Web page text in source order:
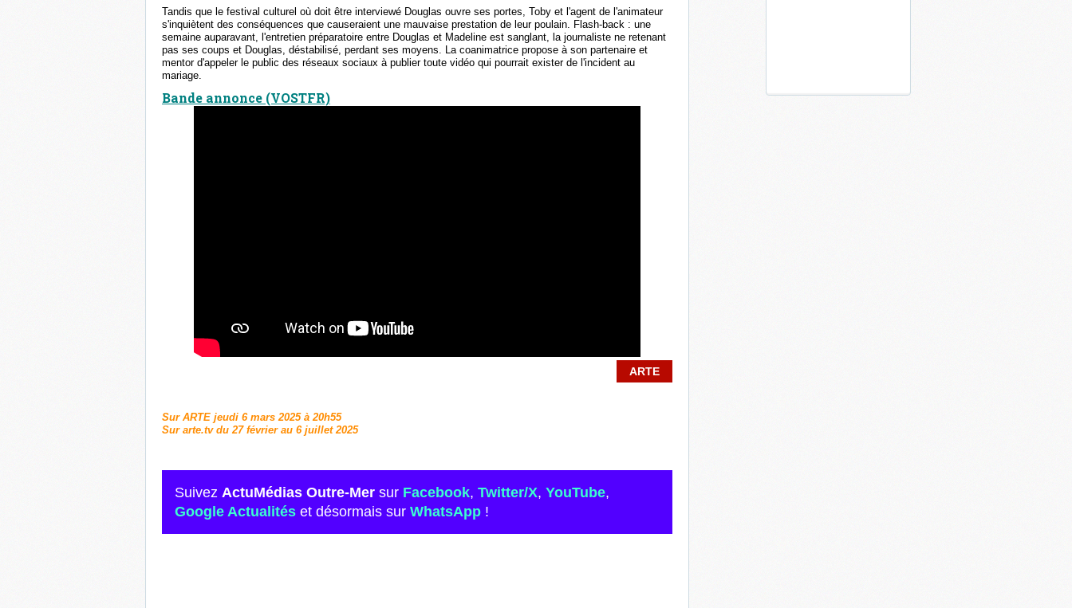
Tandis que le festival culturel où doit être interviewé Douglas ouvre ses portes, Toby et l'agent de l'animateur
s'inquiètent des conséquences que causeraient une mauvaise prestation de leur poulain. Flash-back : une
semaine auparavant, l'entretien préparatoire entre Douglas et Madeline est sanglant, la journaliste ne retenant
pas ses coups et Douglas, déstabilisé, perdant ses moyens. La coanimatrice propose à son partenaire et
mentor d'appeler le public des réseaux sociaux à publier toute vidéo qui pourrait exister de l'incident au
mariage.
Bande annonce (VOSTFR)
ARTE
Sur ARTE jeudi 6 mars 2025 à 20h55
Sur arte.tv du 27 février au 6 juillet 2025
Suivez ActuMédias Outre-Mer sur Facebook, Twitter/X, YouTube,
Google Actualités et désormais sur WhatsApp !